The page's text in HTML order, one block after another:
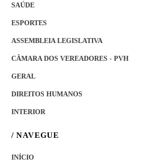
SAÚDE
ESPORTES
ASSEMBLEIA LEGISLATIVA
CÂMARA DOS VEREADORES - PVH
GERAL
DIREITOS HUMANOS
INTERIOR
/ NAVEGUE
INÍCIO